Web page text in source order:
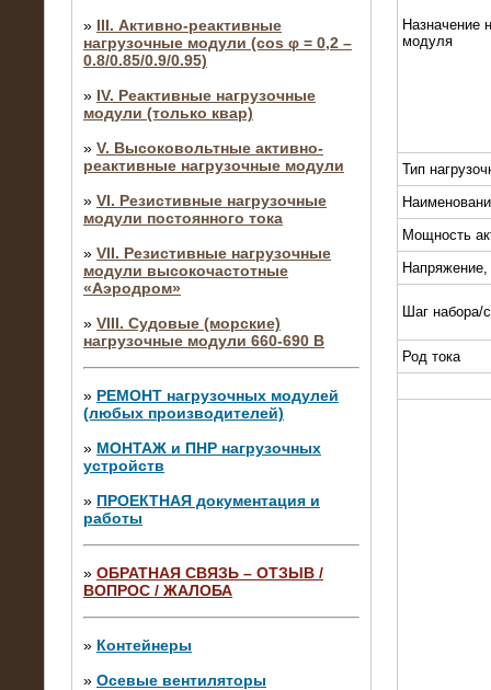
» III. Активно-реактивные
нагрузочные модули (cos φ = 0,2 –
0.8/0.85/0.9/0.95)
» IV. Реактивные нагрузочные
модули (только квар)
» V. Высоковольтные активно-
реактивные нагрузочные модули
» VI. Резистивные нагрузочные
модули постоянного тока
» VII. Резистивные нагрузочные
модули высокочастотные
«Аэродром»
» VIII. Судовые (морские)
нагрузочные модули 660-690 В
» РЕМОНТ нагрузочных модулей
(любых производителей)
» МОНТАЖ и ПНР нагрузочных
устройств
» ПРОЕКТНАЯ документация и
работы
» ОБРАТНАЯ СВЯЗЬ – ОТЗЫВ /
ВОПРОС / ЖАЛОБА
» Контейнеры
» Осевые вентиляторы
10.04.2015
Аренда нагрузочного модуля 4 МВт,
10 кВ
Назначение
модуля
Тип
Мощность
Шаг набора/
Род тока